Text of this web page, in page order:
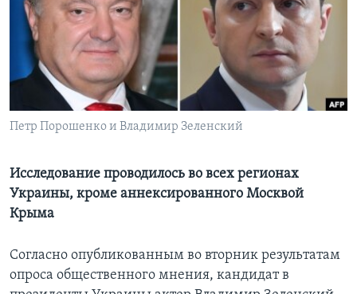
Learning English
СОЦИАЛЬНЫЕ СЕТИ
Петр Порошенко и Владимир Зеленский
Исследование проводилось во всех регионах
Украины, кроме аннексированного Москвой
Крыма
Согласно опубликованным во вторник результатам
опроса общественного мнения, кандидат в